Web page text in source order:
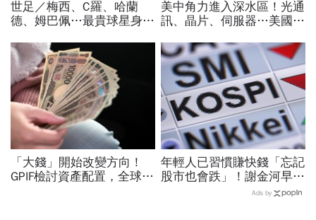
世足／梅西、C羅、哈蘭
德、姆巴佩…最貴球星身價
國560億是墊底球隊77倍
美中角力進入深水區！光通
訊、晶片、伺服器…美國制
「這類人」處境危險又困難
「大錢」開始改變方向！
GPIF檢討資產配置，全球資
年輕人已習慣賺快錢「忘記
股市也會跌」！謝金河早一
步示警南韓個股槓桿ETF會
Ads by